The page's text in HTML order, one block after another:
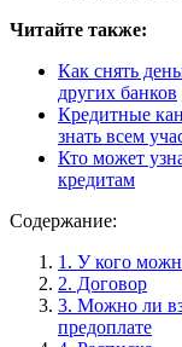
Читайте также:
Как снять
других банков
Кредитные
знать всем
Кто может
кредитам
Содержание:
1. У кого
2. Договор
3. Можно ли
предоплате